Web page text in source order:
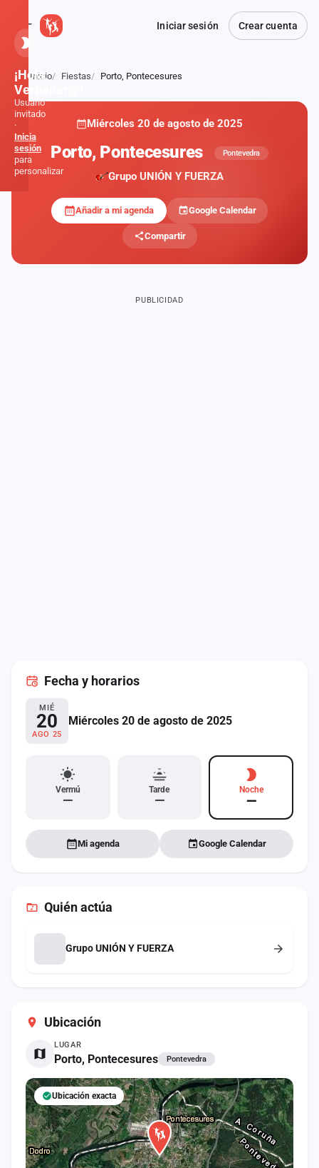
Iniciar sesión Crear cuenta
Atrás
Inicio Fiestas Porto, Pontecesures
Miércoles 20 de agosto de 2025
Porto, Pontecesures Pontevedra
Grupo UNIÓN Y FUERZA
Añadir a mi agenda Google Calendar
Compartir
Ubicación
LUGAR
Porto, Pontecesures Pontevedra
Ubicación exacta
PUBLICIDAD
Fecha y horarios
MIÉ
20
AGO 25
Miércoles 20 de agosto de 2025
Vermú
—
Tarde
—
Noche
—
Mi agenda Google Calendar
Quién actúa
Grupo UNIÓN Y FUERZA
¡Hola,
Verbener@!
Usuario
invitado
·
Inicia
sesión
para
personalizar
Administración
Contacto